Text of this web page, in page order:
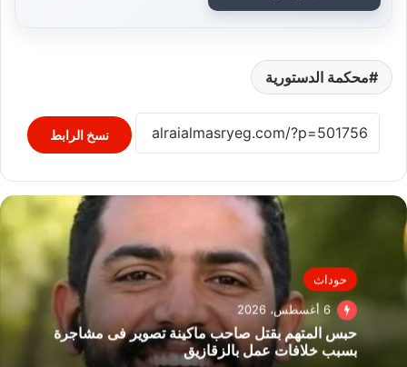
محكمة الدستورية
نسخ الرابط
حوداث
6 أغسطس، 2026
حبس المتهم بقتل صاحب ماكينة تصوير فى مشاجرة
بسبب خلافات عمل بالزقازيق